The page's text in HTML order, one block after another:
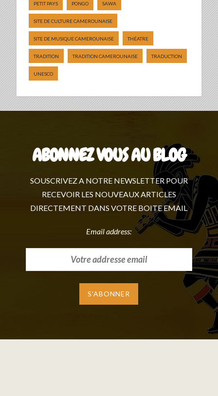
PETIT PAYS PONGO SAWA
SITE DE CULTURE CAMEROUNAISE
SITE DE MUSIQUE CAMEROUNAISE THÉATRE
TRADITION TRADITION CAMEROUNAISE TRADUCTION
UNESCO
ABONNEZ VOUS AU BLOG
SOUSCRIVEZ A NOTRE NEWSLETTER POUR
RECEVOIR LES NOUVEAUX ARTICLES
DIRECTEMENT DANS VOTRE BOITE EMAIL
Email address: